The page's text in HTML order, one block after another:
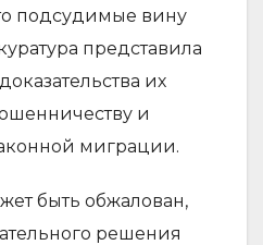
подсудимые вину
представила
их
и
миграции.
быть обжалован,
решения